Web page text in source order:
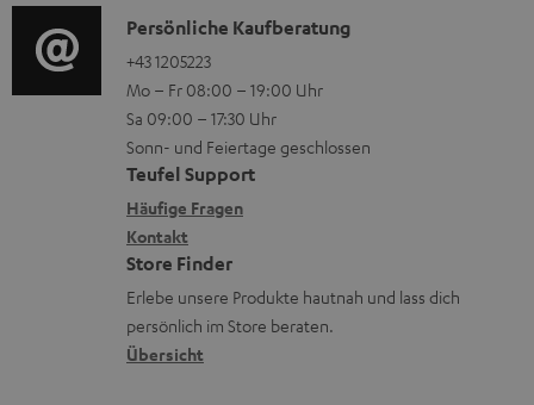
u
n
t
e
r
l
a
d
e
n
t
i
o
n
e
n
z
r
G
i
o
-
L
e
x
i
k
o
n
K
o
n
t
a
k
t
d
a
t
Persönliche Kaufberatung
+43 1205223
Mo – Fr 08:00 – 19:00 Uhr
Sa 09:00 – 17:30 Uhr
Sonn- und Feiertage geschlossen
Teufel Support
Häufige Fragen
Kontakt
Store Finder
Erlebe unsere Produkte hautnah und lass dich
persönlich im Store beraten.
Übersicht